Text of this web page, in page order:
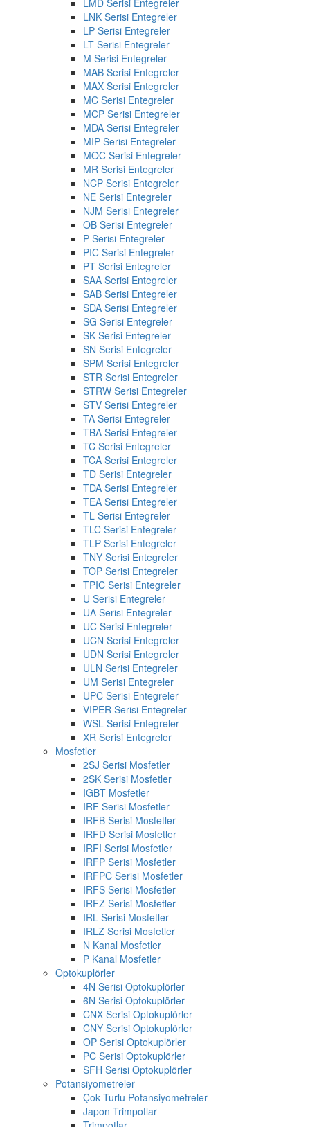
LNK Serisi Entegreler
LP Serisi Entegreler
LT Serisi Entegreler
M Serisi Entegreler
MAB Serisi Entegreler
MAX Serisi Entegreler
MC Serisi Entegreler
MCP Serisi Entegreler
MDA Serisi Entegreler
MIP Serisi Entegreler
MOC Serisi Entegreler
MR Serisi Entegreler
NCP Serisi Entegreler
NE Serisi Entegreler
NJM Serisi Entegreler
OB Serisi Entegreler
P Serisi Entegreler
PIC Serisi Entegreler
PT Serisi Entegreler
SAA Serisi Entegreler
SAB Serisi Entegreler
SDA Serisi Entegreler
SG Serisi Entegreler
SK Serisi Entegreler
SN Serisi Entegreler
SPM Serisi Entegreler
STR Serisi Entegreler
STRW Serisi Entegreler
STV Serisi Entegreler
TA Serisi Entegreler
TBA Serisi Entegreler
TC Serisi Entegreler
TCA Serisi Entegreler
TD Serisi Entegreler
TDA Serisi Entegreler
TEA Serisi Entegreler
TL Serisi Entegreler
TLC Serisi Entegreler
TLP Serisi Entegreler
TNY Serisi Entegreler
TOP Serisi Entegreler
TPIC Serisi Entegreler
U Serisi Entegreler
UA Serisi Entegreler
UC Serisi Entegreler
UCN Serisi Entegreler
UDN Serisi Entegreler
ULN Serisi Entegreler
UM Serisi Entegreler
UPC Serisi Entegreler
VIPER Serisi Entegreler
WSL Serisi Entegreler
XR Serisi Entegreler
Mosfetler
2SJ Serisi Mosfetler
2SK Serisi Mosfetler
IGBT Mosfetler
IRF Serisi Mosfetler
IRFB Serisi Mosfetler
IRFD Serisi Mosfetler
IRFI Serisi Mosfetler
IRFP Serisi Mosfetler
IRFPC Serisi Mosfetler
IRFS Serisi Mosfetler
IRFZ Serisi Mosfetler
IRL Serisi Mosfetler
IRLZ Serisi Mosfetler
N Kanal Mosfetler
P Kanal Mosfetler
Optokuplörler
4N Serisi Optokuplörler
6N Serisi Optokuplörler
CNX Serisi Optokuplörler
CNY Serisi Optokuplörler
OP Serisi Optokuplörler
PC Serisi Optokuplörler
SFH Serisi Optokuplörler
Potansiyometreler
Çok Turlu Potansiyometreler
Japon Trimpotlar